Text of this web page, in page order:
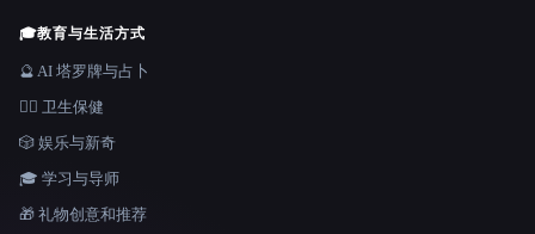
🎓教育与生活方式
🔮 AI 塔罗牌与占卜
👩‍⚕️ 卫生保健
🎲 娱乐与新奇
🎓 学习与导师
🎁 礼物创意和推荐